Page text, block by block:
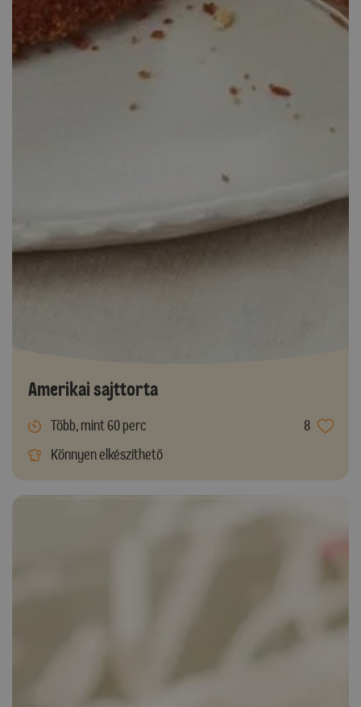
Amerikai sajttorta
Több, mint 60 perc
8
Könnyen elkészíthető